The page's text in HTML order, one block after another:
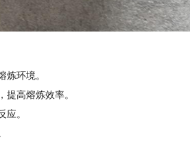
环境。
高熔炼效率。
。